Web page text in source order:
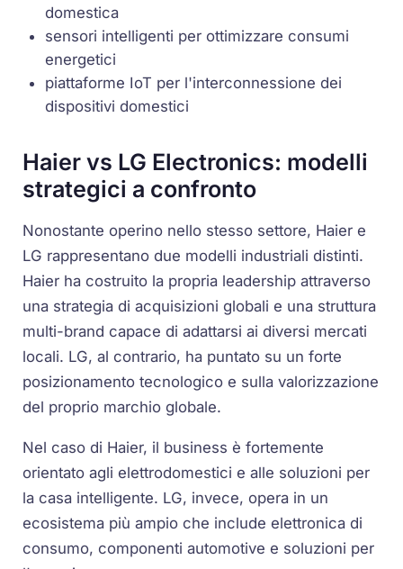
domestica
sensori intelligenti per ottimizzare consumi
energetici
piattaforme IoT per l'interconnessione dei
dispositivi domestici
Haier vs LG Electronics: modelli
strategici a confronto
Nonostante operino nello stesso settore, Haier e
LG rappresentano due modelli industriali distinti.
Haier ha costruito la propria leadership attraverso
una strategia di acquisizioni globali e una struttura
multi-brand capace di adattarsi ai diversi mercati
locali. LG, al contrario, ha puntato su un forte
posizionamento tecnologico e sulla valorizzazione
del proprio marchio globale.
Nel caso di Haier, il business è fortemente
orientato agli elettrodomestici e alle soluzioni per
la casa intelligente. LG, invece, opera in un
ecosistema più ampio che include elettronica di
consumo, componenti automotive e soluzioni per